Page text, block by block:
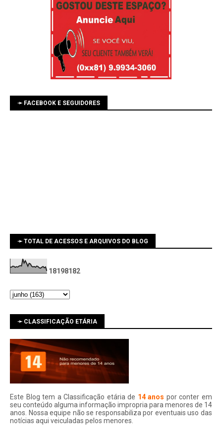
➛ FACEBOOK E SEGUIDORES
➛ TOTAL DE ACESSOS E ARQUIVOS DO BLOG
18198182
➛ CLASSIFICAÇÃO ETÁRIA
Este Blog tem a Classificação etária de 14 anos por conter em
seu conteúdo alguma informação impropria para menores de 14
anos. Nossa equipe não se responsabiliza por eventuais uso das
notí­cias aqui veiculadas pelos menores.